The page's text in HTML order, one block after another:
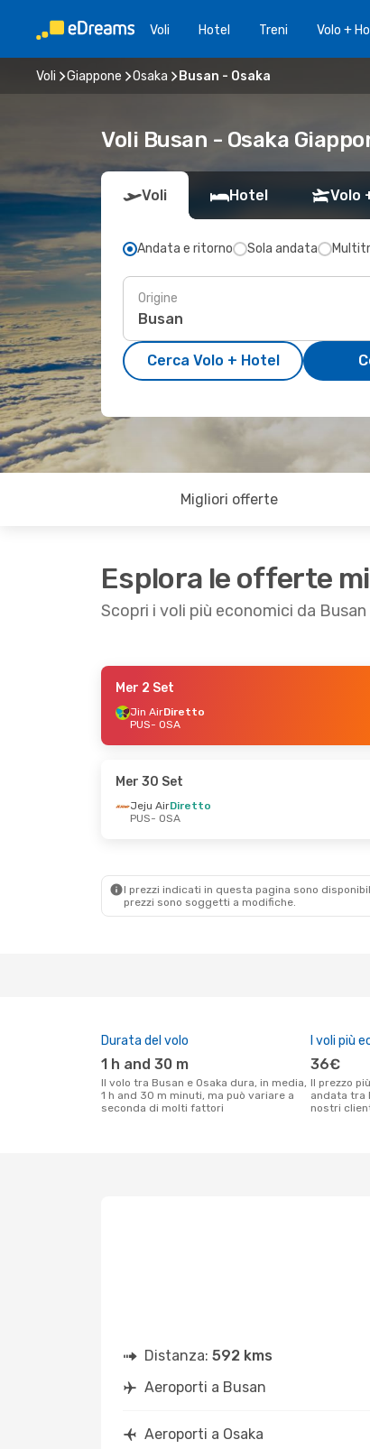
Voli Hotel Treni Volo +
Voli Giappone Osaka Busan - Osaka
Voli Busan - Osaka
Voli Hotel Volo
Andata e ritorno Sola andata
Origine
Cerca Volo + Hotel
Migliori offerte
Esplora le offerte
Scopri i voli più economici da Busan
- Lun 31 Ago
Mer 2 Set
Jin AirDiretto
PUS- OSA
Mer 30 Set
Jeju AirDiretto
PUS- OSA
I prezzi indicati in questa pagina sono
prezzi sono soggetti a modifiche.
Durata del volo
1 h and 30 m
Il volo tra Busan e Osaka dura, in media,
1 h and 30 m minuti, ma può variare a
seconda di molti fattori
I voli più
36€
Il prezzo più economico per un volo solo
andata tra
nostri
Distanza: 592 kms
Aeroporti a Busan
Aeroporti a Osaka